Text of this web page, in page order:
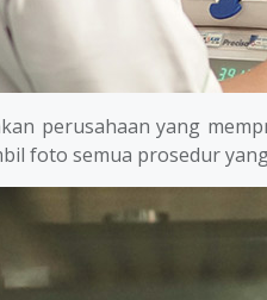
perusahaan yang
foto semua prosedur